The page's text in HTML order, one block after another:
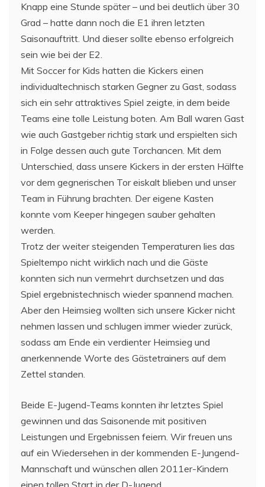
Knapp eine Stunde später – und bei deutlich über 30
Grad – hatte dann noch die E1 ihren letzten
Saisonauftritt. Und dieser sollte ebenso erfolgreich
sein wie bei der E2.
Mit Soccer for Kids hatten die Kickers einen
individualtechnisch starken Gegner zu Gast, sodass
sich ein sehr attraktives Spiel zeigte, in dem beide
Teams eine tolle Leistung boten. Am Ball waren Gast
wie auch Gastgeber richtig stark und erspielten sich
in Folge dessen auch gute Torchancen. Mit dem
Unterschied, dass unsere Kickers in der ersten Hälfte
vor dem gegnerischen Tor eiskalt blieben und unser
Team in Führung brachten. Der eigene Kasten
konnte vom Keeper hingegen sauber gehalten
werden.
Trotz der weiter steigenden Temperaturen lies das
Spieltempo nicht wirklich nach und die Gäste
konnten sich nun vermehrt durchsetzen und das
Spiel ergebnistechnisch wieder spannend machen.
Aber den Heimsieg wollten sich unsere Kicker nicht
nehmen lassen und schlugen immer wieder zurück,
sodass am Ende ein verdienter Heimsieg und
anerkennende Worte des Gästetrainers auf dem
Zettel standen.
Beide E-Jugend-Teams konnten ihr letztes Spiel
gewinnen und das Saisonende mit positiven
Leistungen und Ergebnissen feiern. Wir freuen uns
auf ein Wiedersehen in der kommenden E-Jungend-
Mannschaft und wünschen allen 2011er-Kindern